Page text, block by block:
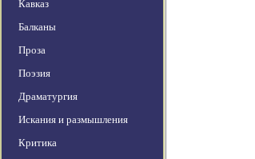
Кавказ
Балканы
Проза
Поэзия
Драматургия
Искания и размышления
Критика